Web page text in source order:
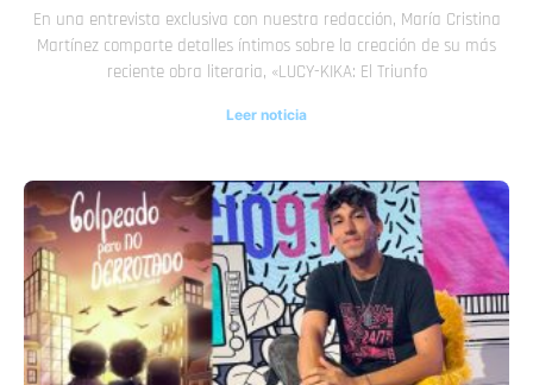
En una entrevista exclusiva con nuestra redacción, María Cristina
Martínez comparte detalles íntimos sobre la creación de su más
reciente obra literaria, «LUCY-KIKA: El Triunfo
Leer noticia